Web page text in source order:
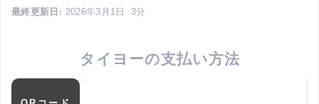
2026年3月1日 3分
タイヨーの支払い方法